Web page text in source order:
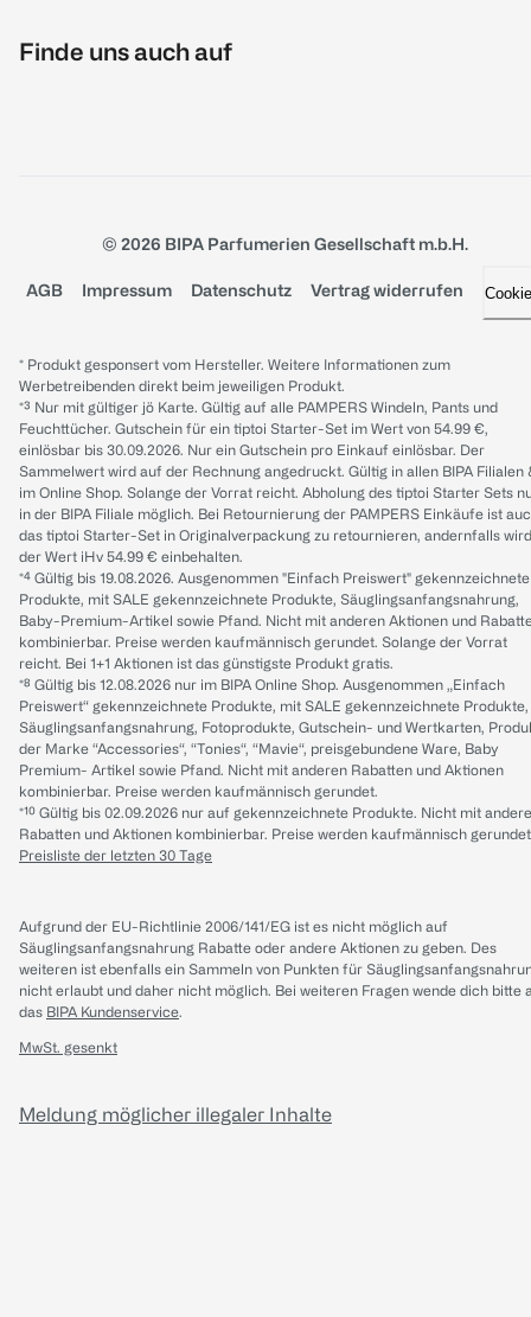
Finde uns auch auf
© 2026 BIPA Parfumerien Gesellschaft m.b.H.
AGB Impressum Datenschutz Vertrag widerrufen
* Produkt gesponsert vom Hersteller. Weitere Informationen zum
Werbetreibenden direkt beim jeweiligen Produkt.
*³ Nur mit gültiger jö Karte. Gültig auf alle PAMPERS Windeln, Pants und
Feuchttücher. Gutschein für ein tiptoi Starter-Set im Wert von 54.99 €,
einlösbar bis 30.09.2026. Nur ein Gutschein pro Einkauf einlösbar. Der
Sammelwert wird auf der Rechnung angedruckt. Gültig in allen BIPA Filialen
im Online Shop. Solange der Vorrat reicht. Abholung des tiptoi Starter Sets
in der BIPA Filiale möglich. Bei Retournierung der PAMPERS Einkäufe ist
das tiptoi Starter-Set in Originalverpackung zu retournieren, andernfalls wird
der Wert iHv 54.99 € einbehalten.
*⁴ Gültig bis 19.08.2026. Ausgenommen "Einfach Preiswert" gekennzeichnete
Produkte, mit SALE gekennzeichnete Produkte, Säuglingsanfangsnahrung,
Baby-Premium-Artikel sowie Pfand. Nicht mit anderen Aktionen und
kombinierbar. Preise werden kaufmännisch gerundet. Solange der Vorrat
reicht. Bei 1+1 Aktionen ist das günstigste Produkt gratis.
*⁸ Gültig bis 12.08.2026 nur im BIPA Online Shop. Ausgenommen „Einfach
Preiswert“ gekennzeichnete Produkte, mit SALE gekennzeichnete Produkte,
Säuglingsanfangsnahrung, Fotoprodukte, Gutschein- und Wertkarten,
der Marke “Accessories“, “Tonies“, “Mavie“, preisgebundene Ware, Baby
Premium- Artikel sowie Pfand. Nicht mit anderen Rabatten und Aktionen
kombinierbar. Preise werden kaufmännisch gerundet.
*¹⁰ Gültig bis 02.09.2026 nur auf gekennzeichnete Produkte. Nicht mit
Rabatten und Aktionen kombinierbar. Preise werden kaufmännisch
Preisliste der letzten 30 Tage
Aufgrund der EU-Richtlinie 2006/141/EG ist es nicht möglich auf
Säuglingsanfangsnahrung Rabatte oder andere Aktionen zu geben. Des
weiteren ist ebenfalls ein Sammeln von Punkten für
nicht erlaubt und daher nicht möglich. Bei weiteren Fragen wende dich bitte
das BIPA Kundenservice.
MwSt. gesenkt
Meldung möglicher illegaler Inhalte